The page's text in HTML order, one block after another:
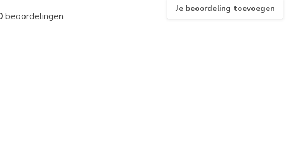
beoordelingen
Je beoordeling toevoegen